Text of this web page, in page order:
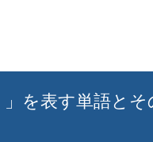
を表す単語とそ